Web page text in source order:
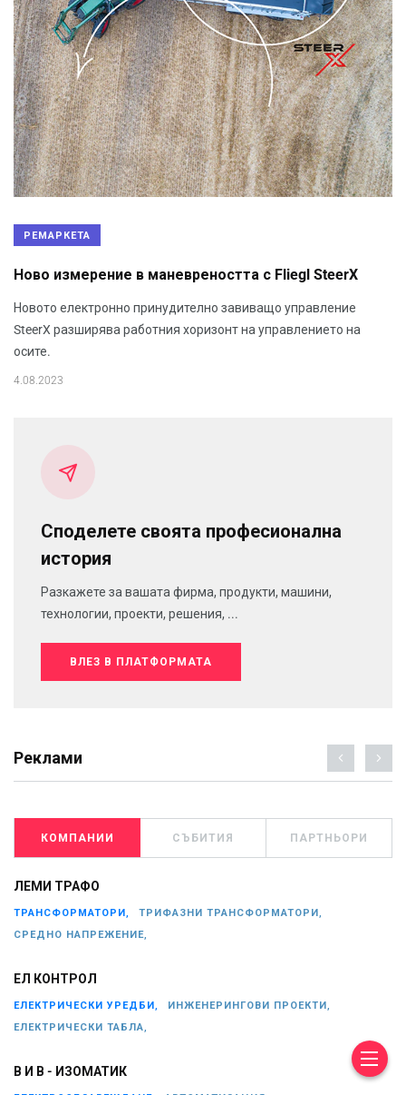
РЕМАРКЕТА
Ново измерение в маневреността с Fliegl SteerX
Новото електронно принудително завиващо управление
SteerX разширява работния хоризонт на управлението на
осите.
4.08.2023
Споделете своята професионална
история
Разкажете за вашата фирма, продукти, машини,
технологии, проекти, решения, ...
ВЛЕЗ В ПЛАТФОРМАТА
Реклами
КОМПАНИИ СЪБИТИЯ ПАРТНЬОРИ
ЛЕМИ ТРАФО
ТРАНСФОРМАТОРИ,
ТРИФАЗНИ ТРАНСФОРМАТОРИ,
СРЕДНО НАПРЕЖЕНИЕ,
ЕЛ КОНТРОЛ
ЕЛЕКТРИЧЕСКИ УРЕДБИ,
ИНЖЕНЕРИНГОВИ ПРОЕКТИ,
ЕЛЕКТРИЧЕСКИ ТАБЛА,
В И В - ИЗОМАТИК